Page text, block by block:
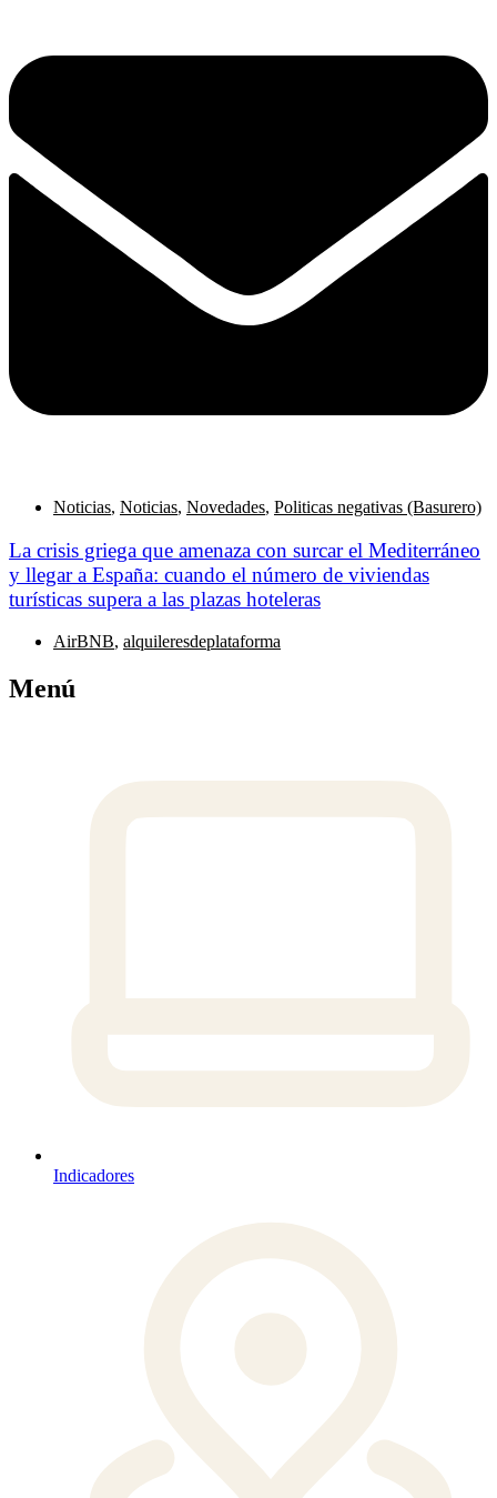
Noticias, Noticias, Novedades, Politicas negativas (Basurero)
La crisis griega que amenaza con surcar el Mediterráneo
y llegar a España: cuando el número de viviendas
turísticas supera a las plazas hoteleras
AirBNB, alquileresdeplataforma
Menú
Indicadores